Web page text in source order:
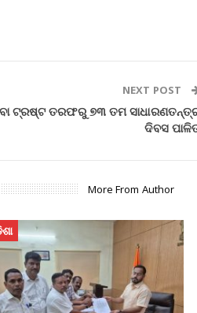
NEXT POST
ଟ୍ରଷ୍ଟ ତରଫରୁ ୭୩ ତମ
ଦିବସ
More From Author